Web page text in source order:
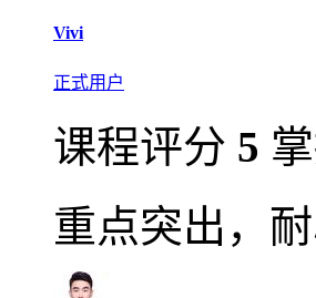
Vivi
正式用户
课程评分 5
重点突出，